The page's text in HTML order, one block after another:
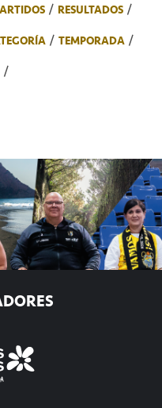
RESULTADOS
TEMPORADA